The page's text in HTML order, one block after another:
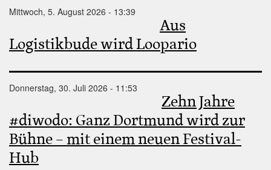
Mittwoch, 5. August 2026 - 13:39
Aus
Logistikbude wird Loopario
Donnerstag, 30. Juli 2026 - 11:53
Zehn Jahre
#diwodo: Ganz Dortmund wird zur
Bühne – mit einem neuen Festival-
Hub